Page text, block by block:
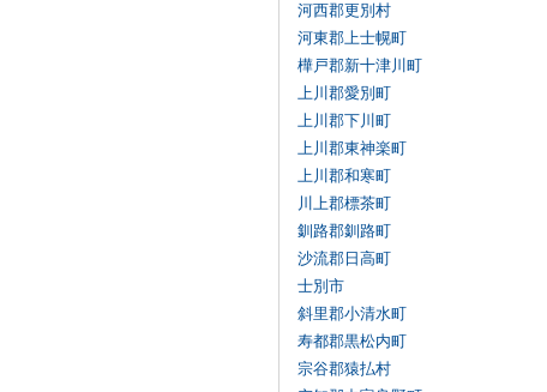
河西郡更別村
河東郡上士幌町
樺戸郡新十津川町
上川郡愛別町
上川郡下川町
上川郡東神楽町
上川郡和寒町
川上郡標茶町
釧路郡釧路町
沙流郡日高町
士別市
斜里郡小清水町
寿都郡黒松内町
宗谷郡猿払村